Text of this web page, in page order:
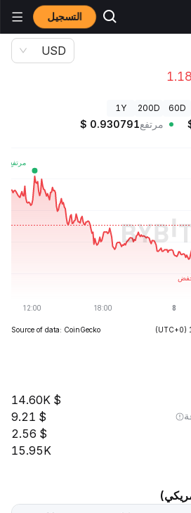
التسجيل
USD
60D
200D
1Y
مرتفع $ 0.930791
(UTC+0)
Source of data: CoinGecko
14.60K
9.21
2.56
15.95K